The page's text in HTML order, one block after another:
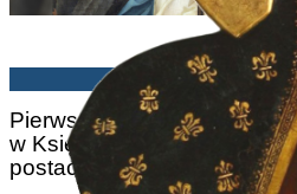
Pierwsza wzmianka o
w Księdze Tobiasza, gdzie
postacią, przybierając